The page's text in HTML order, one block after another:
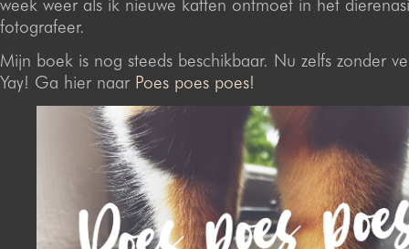
week weer als ik nieuwe katten ontmoet in het
fotografeer.
Mijn boek is nog steeds beschikbaar. Nu zelfs zonder
Yay! Ga hier naar Poes poes poes!